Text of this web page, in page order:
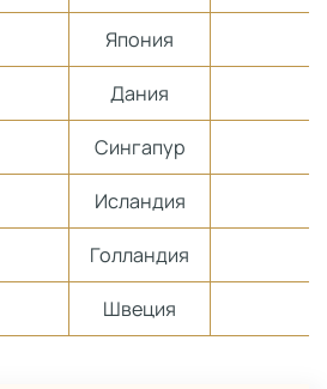
Япония
Дания
Сингапур
Исландия
Голландия
Швеция